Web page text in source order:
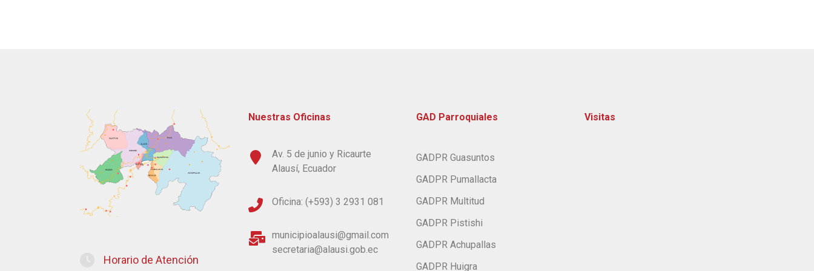
Horario de Atención
Nuestras Oficinas
Av. 5 de junio y Ricaurte
Alausí, Ecuador
Oficina: (+593) 3 2931 081
municipioalausi@gmail.com
secretaria@alausi.gob.ec
GAD Parroquiales
GADPR Guasuntos
GADPR Pumallacta
GADPR Multitud
GADPR Pistishi
GADPR Achupallas
GADPR Huigra
Visitas